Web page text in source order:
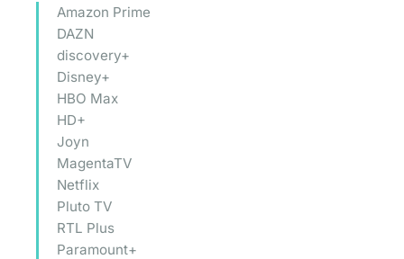
Amazon Prime
DAZN
discovery+
Disney+
HBO Max
HD+
Joyn
MagentaTV
Netflix
Pluto TV
RTL Plus
Paramount+